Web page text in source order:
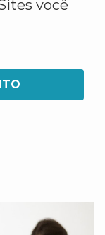
você